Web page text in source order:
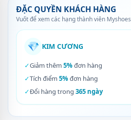
ĐẶC QUYỀN KHÁCH HÀNG
Vuốt để xem các hạng thành viên Myshoes
💎 KIM CƯƠNG
✓Giảm thêm 5%đơn hàng
✓Tích điểm 5%đơn hàng
✓Đổi hàng trong 365 ngày